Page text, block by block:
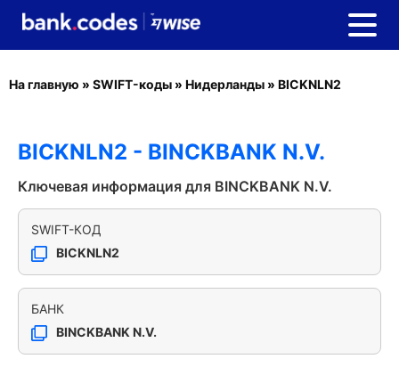
На главную » SWIFT-коды » Нидерланды » BICKNLN2
BICKNLN2 - BINCKBANK N.V.
Ключевая информация для BINCKBANK N.V.
SWIFT-КОД
BICKNLN2
БАНК
BINCKBANK N.V.